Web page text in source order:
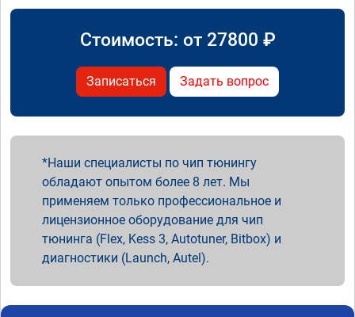
Стоимость: от 27800 ₽
Записаться Задать вопрос
Наши специалисты по чип тюнингу
обладают опытом более 8 лет. Мы
применяем только профессиональное и
лицензионное оборудование для чип
тюнинга (Flex, Kess 3, Autotuner, Bitbox) и
диагностики (Launch, Autel).